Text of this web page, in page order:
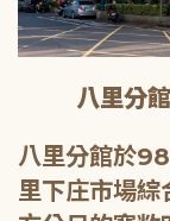
八里分
八里分館於
里下庄市場